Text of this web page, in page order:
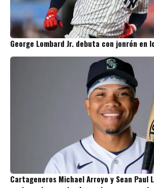
George Lombard Jr. debuta con jonrón en
Cartageneros Michael Arroyo y Sean Paul